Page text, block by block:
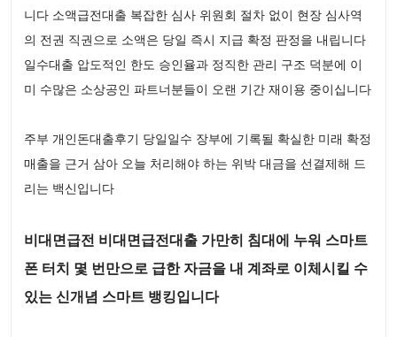
니다 소액급전대출 복잡한 심사 위원회 절차 없이 현장 심사역
의 전권 직권으로 소액은 당일 즉시 지급 확정 판정을 내립니다
일수대출 압도적인 한도 승인율과 정직한 관리 구조 덕분에 이
미 수많은 소상공인 파트너분들이 오랜 기간 재이용 중이십니다
주부 개인돈대출후기 당일일수 장부에 기록될 확실한 미래 확정
매출을 근거 삼아 오늘 처리해야 하는 위박 대금을 선결제해 드
리는 백신입니다
비대면급전 비대면급전대출 가만히 침대에 누워 스마트
폰 터치 몇 번만으로 급한 자금을 내 계좌로 이체시킬 수
있는 신개념 스마트 뱅킹입니다